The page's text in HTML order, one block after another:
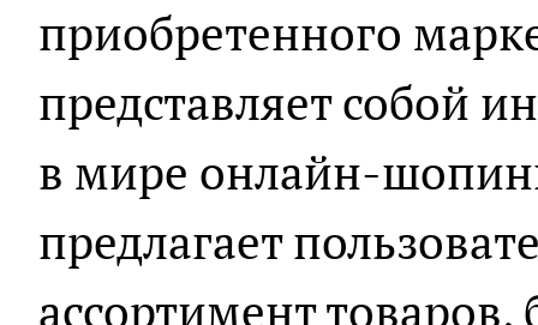
приобретенного
представляет собой
в мире онлайн-
предлагает
ассортимент